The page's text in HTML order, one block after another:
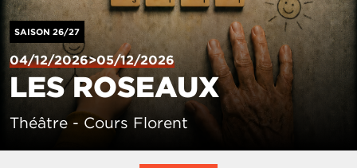
SAISON 26/27
04/12/2026>05/12/2026
LES ROSEAUX
Théâtre - Cours Florent